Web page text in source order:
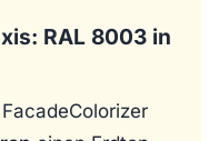
RAL 8003 in